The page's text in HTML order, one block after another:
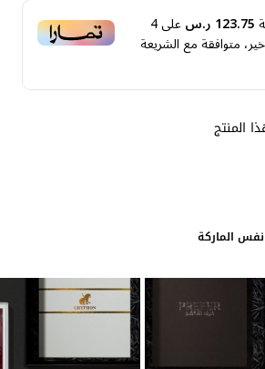
123.75 ر.س على4
متوافقة مع الشريعة
المنتج
الماركة